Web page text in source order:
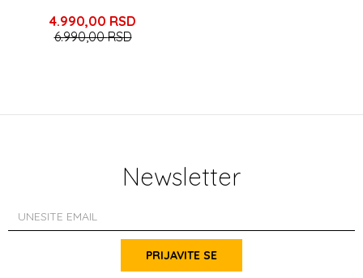
4.990,00 RSD
6.990,00RSD
Newsletter
PRIJAVITE SE